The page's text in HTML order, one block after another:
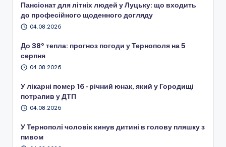
Пансіонат для літніх людей у Луцьку: що входить
до професійного щоденного догляду
04.08.2026
До 38° тепла: прогноз погоди у Тернополя на 5
серпня
04.08.2026
У лікарні помер 16-річний юнак, який у Городищі
потрапив у ДТП
04.08.2026
У Тернополі чоловік кинув дитині в голову пляшку з
пивом